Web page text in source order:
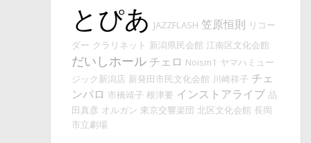
とぴあ JAZZFLASH 笠原恒則 リコー
ダー クラリネット 新潟県民会館 江南区文化会館
だいしホール チェロ Noism1 ヤマハミュー
ジック新潟店 新発田市民文化会館 川崎祥子 チェ
ンバロ 市橋靖子 根津要 インストアライブ 品
田真彦 オルガン 東京交響楽団 北区文化会館 長岡
市立劇場